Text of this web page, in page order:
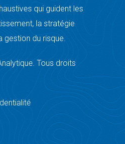
qui guident les
la stratégie
gestion du risque.
Tous droits